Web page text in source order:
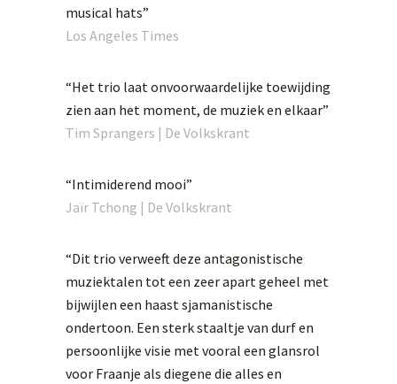
musical hats”
Los Angeles Times
“Het trio laat onvoorwaardelijke toewijding
zien aan het moment, de muziek en elkaar”
Tim Sprangers | De Volkskrant
“Intimiderend mooi”
Jaïr Tchong | De Volkskrant
“Dit trio verweeft deze antagonistische
muziektalen tot een zeer apart geheel met
bijwijlen een haast sjamanistische
ondertoon. Een sterk staaltje van durf en
persoonlijke visie met vooral een glansrol
voor Fraanje als diegene die alles en